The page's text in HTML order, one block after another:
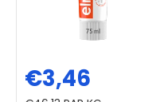
€3,46